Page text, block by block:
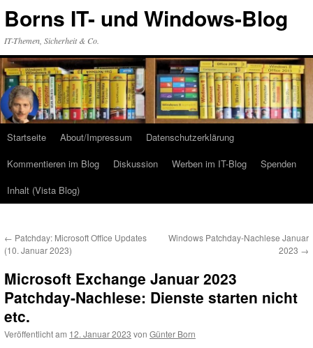
Inhalt
Borns IT- und Windows-Blog
IT-Themen, Sicherheit & Co.
Startseite About/Impressum
Datenschutzerklärung
Kommentieren im Blog
Diskussion Werben im IT-Blog
Spenden
Inhalt (Vista Blog)
← Patchday: Microsoft Office Updates
(10. Januar 2023)
Windows Patchday-Nachlese Januar
2023 →
Microsoft Exchange Januar 2023
Patchday-Nachlese: Dienste starten nicht
etc.
Veröffentlicht am 12. Januar 2023 von Günter Born